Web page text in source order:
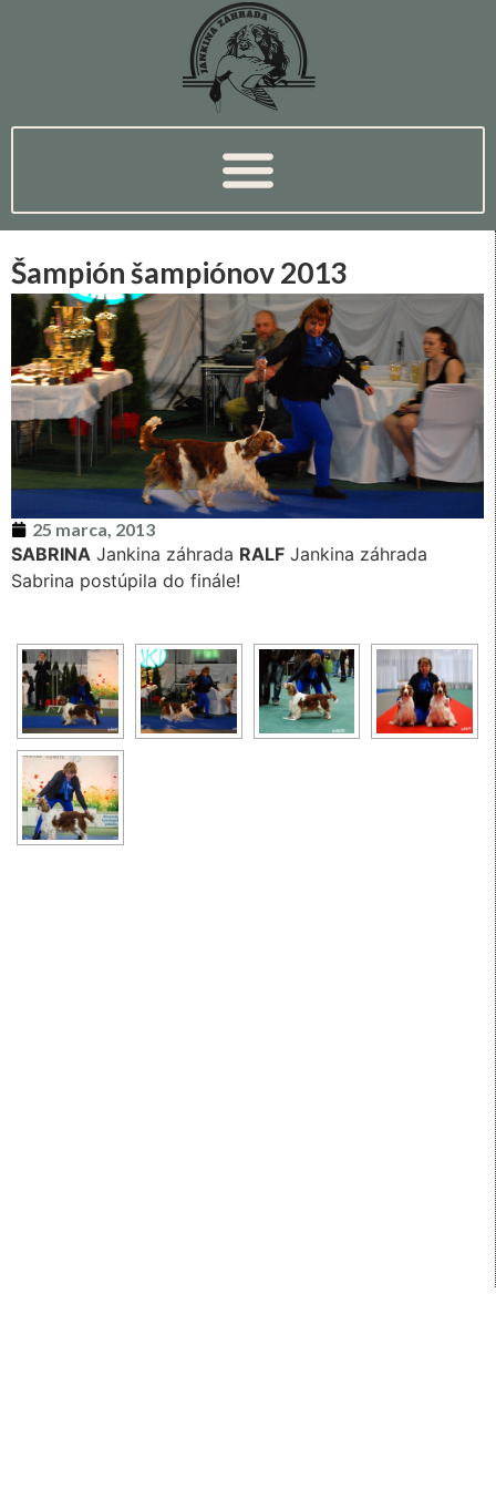
Šampión šampiónov 2013
25 marca, 2013
SABRINA Jankina záhrada RALF Jankina záhrada
Sabrina postúpila do finále!